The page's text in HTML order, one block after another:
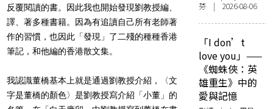
反覆閱讀的書。因此我也開始發現劉教授編、
譯、著多種書籍。因為有追讀自己所有老師著
作的習慣，也因此「發現」了二殘的種種香港
筆記，和他編的香港散文集。
我認識董橋基本上就是通過劉教授介紹，〈文
字是董橋的顏色〉是劉教授寫介紹「小董」的
芬 | 2026-08-06
「I don’t
love you」——
《蜘蛛俠：英
雄重生》中的
愛與記憶